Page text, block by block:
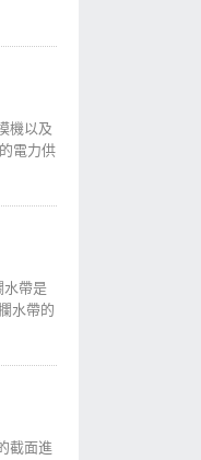
機以及
電力供
水帶是
水帶的
截面進